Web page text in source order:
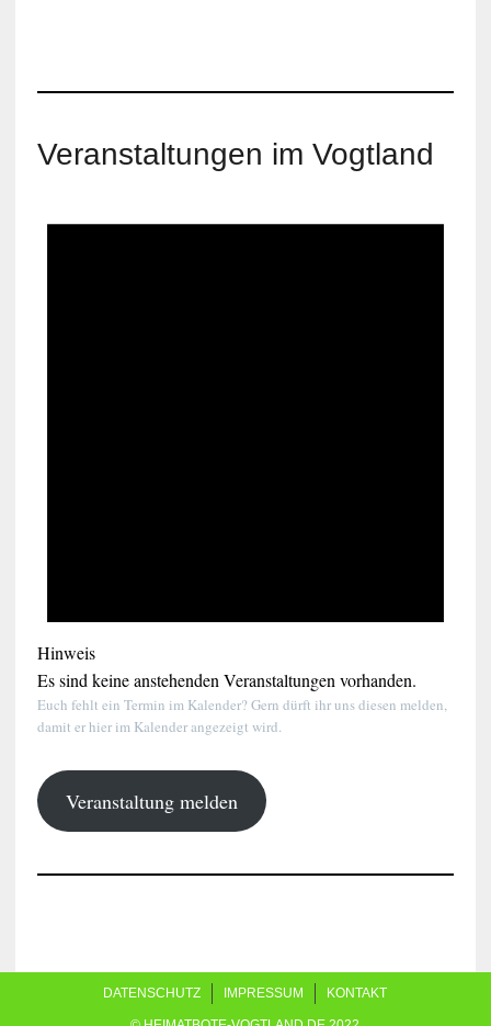
Veranstaltungen im Vogtland
Hinweis
Es sind keine anstehenden Veranstaltungen vorhanden.
Euch fehlt ein Termin im Kalender? Gern dürft ihr uns diesen melden,
damit er hier im Kalender angezeigt wird.
Veranstaltung melden
DATENSCHUTZ IMPRESSUM KONTAKT